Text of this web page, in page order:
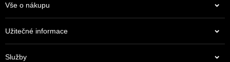
Vše o nákupu
Užitečné informace
Služby